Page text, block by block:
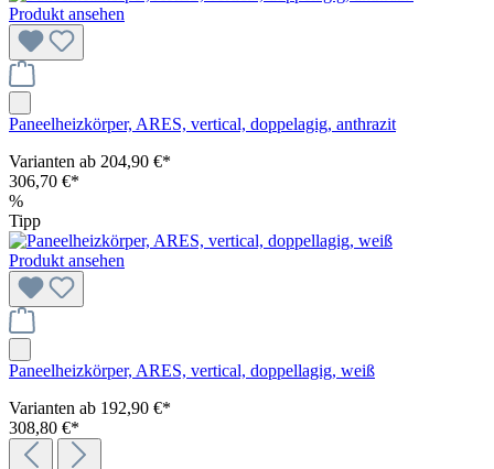
Produkt ansehen
Paneelheizkörper, ARES, vertical, doppelagig, anthrazit
Varianten ab 204,90 €*
306,70 €*
%
Tipp
Produkt ansehen
Paneelheizkörper, ARES, vertical, doppellagig, weiß
Varianten ab 192,90 €*
308,80 €*